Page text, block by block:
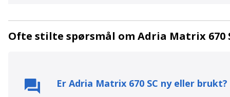
Ofte stilte spørsmål om Adria Matrix 670
Er Adria Matrix 670 SC ny eller brukt?